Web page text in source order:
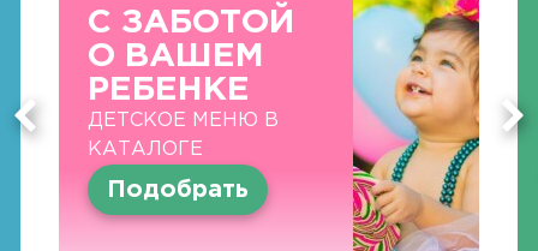
С ЗАБОТОЙ
О ВАШЕМ
РЕБЕНКЕ
ДЕТСКОЕ МЕНЮ В
КАТАЛОГЕ
Подобрать